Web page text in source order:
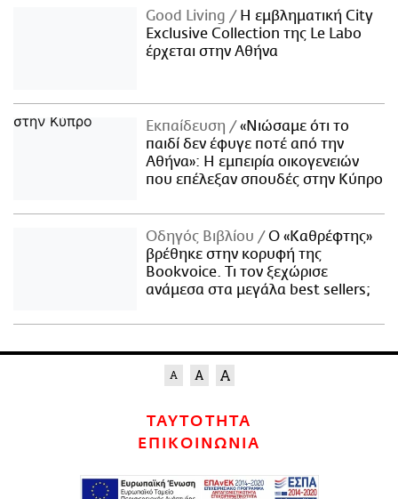
Good Living
Η εμβληματική City
Exclusive Collection της Le Labo
έρχεται στην Αθήνα
Εκπαίδευση
«Νιώσαμε ότι το
παιδί δεν έφυγε ποτέ από την
Αθήνα»: Η εμπειρία οικογενειών
που επέλεξαν σπουδές στην Κύπρο
Οδηγός Βιβλίου
Ο «Καθρέφτης»
βρέθηκε στην κορυφή της
Bookvoice. Τι τον ξεχώρισε
ανάμεσα στα μεγάλα best sellers;
ΤΑΥΤΟΤΗΤΑ
ΕΠΙΚΟΙΝΩΝΙΑ